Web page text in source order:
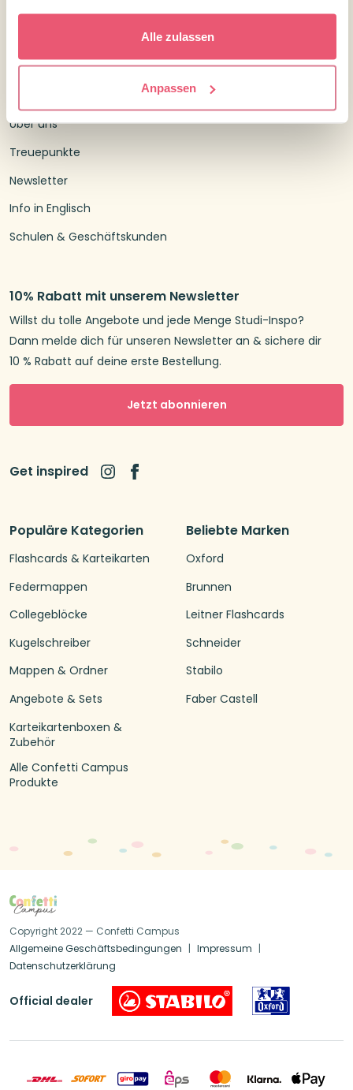
Alle zulassen
Anpassen
Populäre Kategorien
Flashcards & Karteikarten
Federmappen
Collegeblöcke
Kugelschreiber
Mappen & Ordner
Angebote & Sets
Karteikartenboxen &
Zubehör
Alle Confetti Campus
Produkte
Beliebte Marken
Oxford
Brunnen
Leitner Flashcards
Schneider
Stabilo
Faber Castell
Kontakt Confetti Campus
Versandtarife und Lieferzeiten
Über uns
Treuepunkte
Newsletter
Info in Englisch
Schulen & Geschäftskunden
10% Rabatt mit unserem Newsletter
Willst du tolle Angebote und jede Menge Studi-Inspo?
Dann melde dich für unseren Newsletter an & sichere dir
10 % Rabatt auf deine erste Bestellung.
Jetzt abonnieren
Get inspired
Copyright 2022 — Confetti Campus
Allgemeine Geschäftsbedingungen
Impressum
Datenschutzerklärung
Official dealer